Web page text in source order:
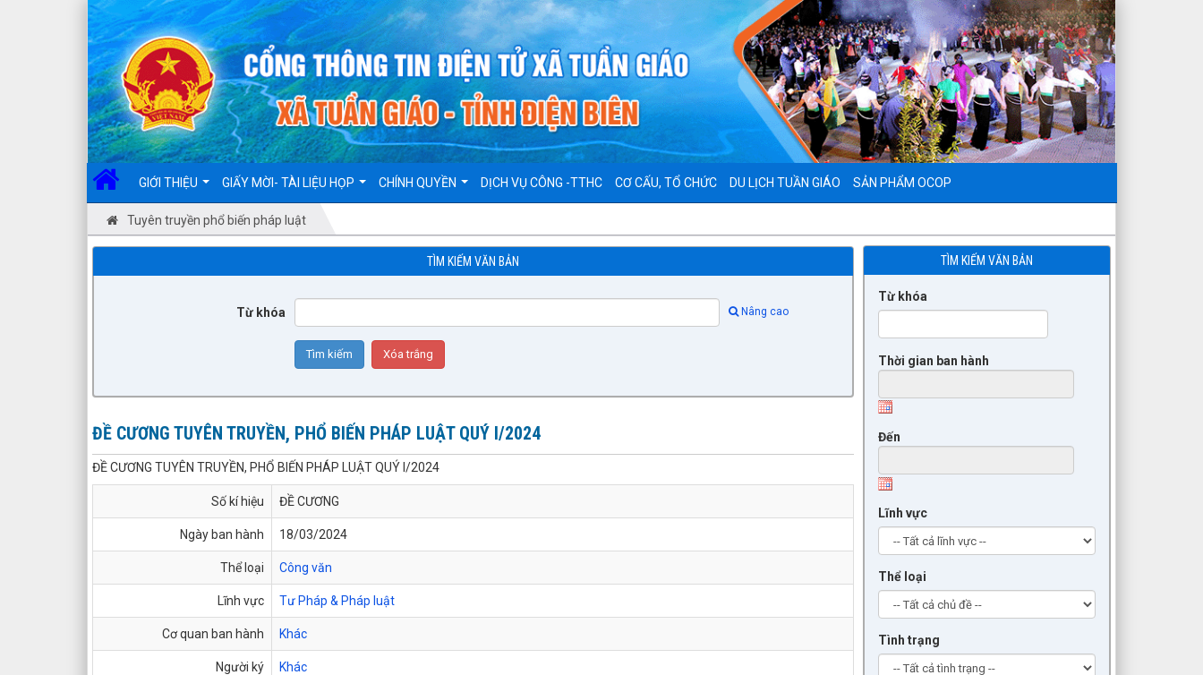
GIỚI THIỆU GIẤY MỜI- TÀI LIỆU HỌP CHÍNH QUYỀN DỊCH VỤ CÔNG -TTHC CƠ CẤU, TỔ CHỨC DU LỊCH TUẦN GIÁO SẢN PHẨM OCOP
Tuyên truyền phổ biến pháp luật
TÌM KIẾM VĂN BẢN
Từ khóa Nâng cao
ĐỀ CƯƠNG TUYÊN TRUYỀN, PHỔ BIẾN PHÁP LUẬT QUÝ I/2024
ĐỀ CƯƠNG TUYÊN TRUYỀN, PHỔ BIẾN PHÁP LUẬT QUÝ I/2024
Số kí hiệu ĐỀ CƯƠNG
Ngày ban hành 18/03/2024
Thể loại Công văn
Lĩnh vực Tư Pháp & Pháp luật
Cơ quan ban hành Khác
Người ký Khác
TÌM KIẾM VĂN BẢN
Từ khóa
Thời gian ban hành
Đến
Lĩnh vực
Thể loại
Tình trạng
Đã kết nối EMC